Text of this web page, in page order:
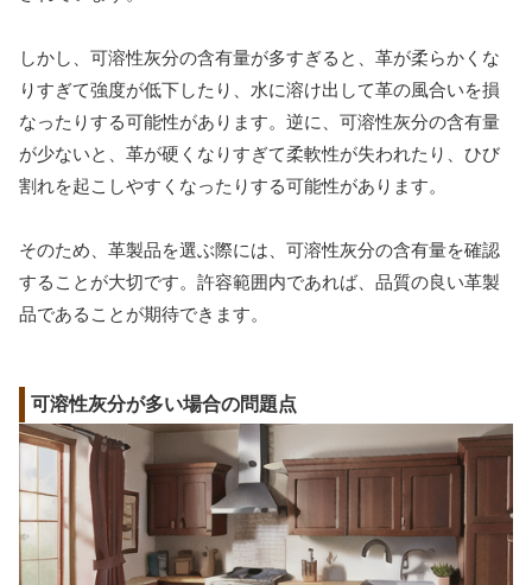
しかし、可溶性灰分の含有量が多すぎると、革が柔らかくな
りすぎて強度が低下したり、水に溶け出して革の風合いを損
なったりする可能性があります。逆に、可溶性灰分の含有量
が少ないと、革が硬くなりすぎて柔軟性が失われたり、ひび
割れを起こしやすくなったりする可能性があります。
そのため、革製品を選ぶ際には、可溶性灰分の含有量を確認
することが大切です。許容範囲内であれば、品質の良い革製
品であることが期待できます。
可溶性灰分が多い場合の問題点